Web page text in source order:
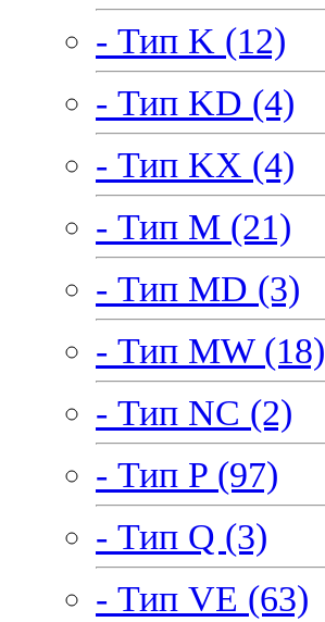
- Тип K (12)
- Тип KD (4)
- Тип KX (4)
- Тип M (21)
- Тип MD (3)
- Тип MW (18)
- Тип NC (2)
- Тип P (97)
- Тип Q (3)
- Тип VE (63)